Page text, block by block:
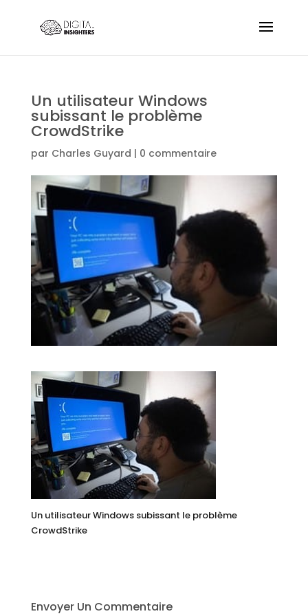
Un utilisateur Windows
subissant le problème
CrowdStrike
par Charles Guyard | 0 commentaire
Un utilisateur Windows subissant le problème
CrowdStrike
Envoyer Un Commentaire